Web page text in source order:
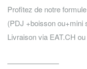
Profitez de notre
(PDJ +boisson ou+mini
Livraison via EAT.CH
———————